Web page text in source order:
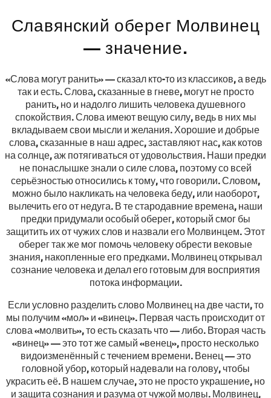
Славянский оберег Молвинец
— значение.
«Слова могут ранить» — сказал кто-то из классиков, а ведь
так и есть. Слова, сказанные в гневе, могут не просто
ранить, но и надолго лишить человека душевного
спокойствия. Слова имеют вещую силу, ведь в них мы
вкладываем свои мысли и желания. Хорошие и добрые
слова, сказанные в наш адрес, заставляют нас, как котов
на солнце, аж потягиваться от удовольствия. Наши предки
не понаслышке знали о силе слова, поэтому со всей
серьёзностью относились к тому, что говорили. Словом,
можно было накликать на человека беду, или наоборот,
вылечить его от недуга. В те стародавние времена, наши
предки придумали особый оберег, который смог бы
защитить их от чужих слов и назвали его Молвинцем. Этот
оберег так же мог помочь человеку обрести вековые
знания, накопленные его предками. Молвинец открывал
сознание человека и делал его готовым для восприятия
потока информации.
Если условно разделить слово Молвинец на две части, то
мы получим «мол» и «винец». Первая часть происходит от
слова «молвить», то есть сказать что — либо. Вторая часть
«винец» — это тот же самый «венец», просто несколько
видоизменённый с течением времени. Венец — это
головной убор, который надевали на голову, чтобы
украсить её. В нашем случае, это не просто украшение, но
и защита сознания и разума от чужой молвы. Молвинец,